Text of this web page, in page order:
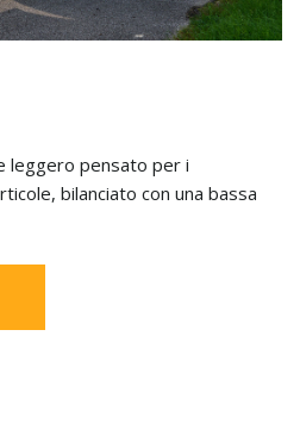
leggero pensato per i
bilanciato con una bassa